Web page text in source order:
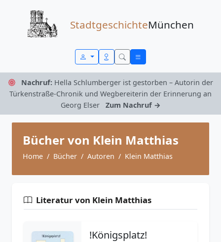
StadtgeschichteMünchen
Nachruf: Hella Schlumberger ist gestorben – Autorin der
Türkenstraße-Chronik und Wegbereiterin der Erinnerung an
Georg Elser
Zum Nachruf →
Bücher von Klein Matthias
Home Bücher Autoren Klein Matthias
Literatur von Klein Matthias
!Königsplatz!